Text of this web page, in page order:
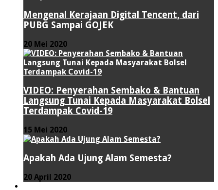
Mengenal Kerajaan Digital Tencent, dari
PUBG Sampai GOJEK
20 Mei 2020
VIDEO: Penyerahan Sembako & Bantuan
Langsung Tunai Kepada Masyarakat Bolsel
Terdampak Covid-19
15 Mei 2020
Apakah Ada Ujung Alam Semesta?
20 April 2020